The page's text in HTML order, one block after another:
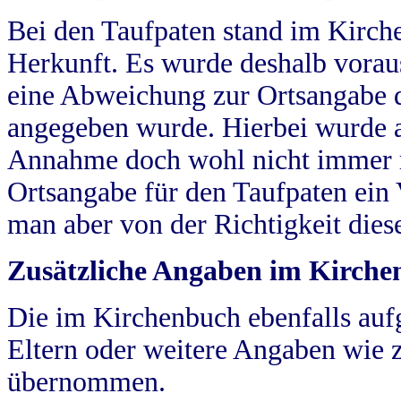
Bei den Taufpaten stand im
Herkunft. Es wurde deshalb
eine Abweichung zur
angegeben wurde. Hierbei wurde
Annahme doch wohl nicht
Ortsangabe für den Taufpaten
man aber von der Richtigkeit
Zusätzliche Angaben im
Die im Kirchenbuch ebenfalls
Eltern oder weitere Angaben wie
übernommen.